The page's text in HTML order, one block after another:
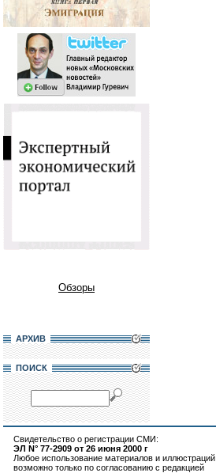
Обзоры
АРХИВ
ПОИСК
Свидетельство о регистрации СМИ:
ЭЛ N° 77-2909 от 26 июня 2000 г
Любое использование материалов и иллюстраций
возможно только по согласованию с редакцией